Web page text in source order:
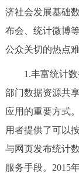
济社会发展基础
布会、统计微博
公众关切的热点
1.丰富统计数
部门数据资源共
应用的重要方式
用者提供了可以
与网页发布统计
服务手段。2015